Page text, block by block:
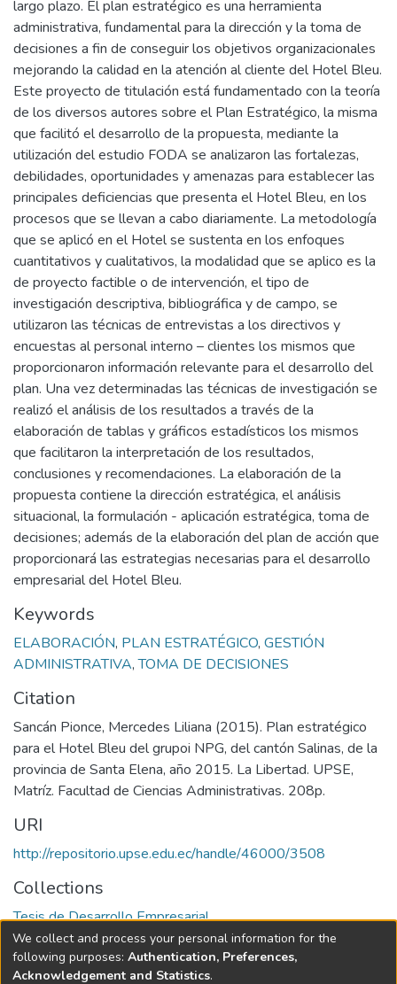
largo plazo. El plan estratégico es una herramienta
administrativa, fundamental para la dirección y la toma de
decisiones a fin de conseguir los objetivos organizacionales
mejorando la calidad en la atención al cliente del Hotel Bleu.
Este proyecto de titulación está fundamentado con la teoría
de los diversos autores sobre el Plan Estratégico, la misma
que facilitó el desarrollo de la propuesta, mediante la
utilización del estudio FODA se analizaron las fortalezas,
debilidades, oportunidades y amenazas para establecer las
principales deficiencias que presenta el Hotel Bleu, en los
procesos que se llevan a cabo diariamente. La metodología
que se aplicó en el Hotel se sustenta en los enfoques
cuantitativos y cualitativos, la modalidad que se aplico es la
de proyecto factible o de intervención, el tipo de
investigación descriptiva, bibliográfica y de campo, se
utilizaron las técnicas de entrevistas a los directivos y
encuestas al personal interno – clientes los mismos que
proporcionaron información relevante para el desarrollo del
plan. Una vez determinadas las técnicas de investigación se
realizó el análisis de los resultados a través de la
elaboración de tablas y gráficos estadísticos los mismos
que facilitaron la interpretación de los resultados,
conclusiones y recomendaciones. La elaboración de la
propuesta contiene la dirección estratégica, el análisis
situacional, la formulación - aplicación estratégica, toma de
decisiones; además de la elaboración del plan de acción que
proporcionará las estrategias necesarias para el desarrollo
empresarial del Hotel Bleu.
Keywords
ELABORACIÓN, PLAN ESTRATÉGICO, GESTIÓN
ADMINISTRATIVA,TOMA DE DECISIONES
Citation
Sancán Pionce, Mercedes Liliana (2015). Plan estratégico
para el Hotel Bleu del grupoi NPG, del cantón Salinas, de la
provincia de Santa Elena, año 2015. La Libertad. UPSE,
Matríz. Facultad de Ciencias Administrativas. 208p.
URI
http://repositorio.upse.edu.ec/handle/46000/3508
Collections
Tesis de Desarrollo Empresarial
Full item page
We collect and process your personal information for the
following purposes: Authentication, Preferences,
Acknowledgement and Statistics.